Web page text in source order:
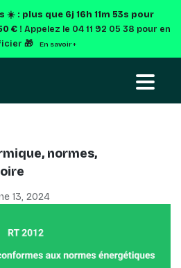
☀️ : plus que 6j 16h 11m 52s pour
€ ! Appelez le 04 11 92 05 38 pour en
🎁
En savoir +
normes,
13, 2024